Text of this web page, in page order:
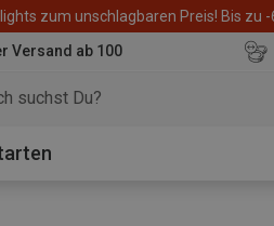
zum unschlagbaren Preis! Bis zu
Versand ab 100